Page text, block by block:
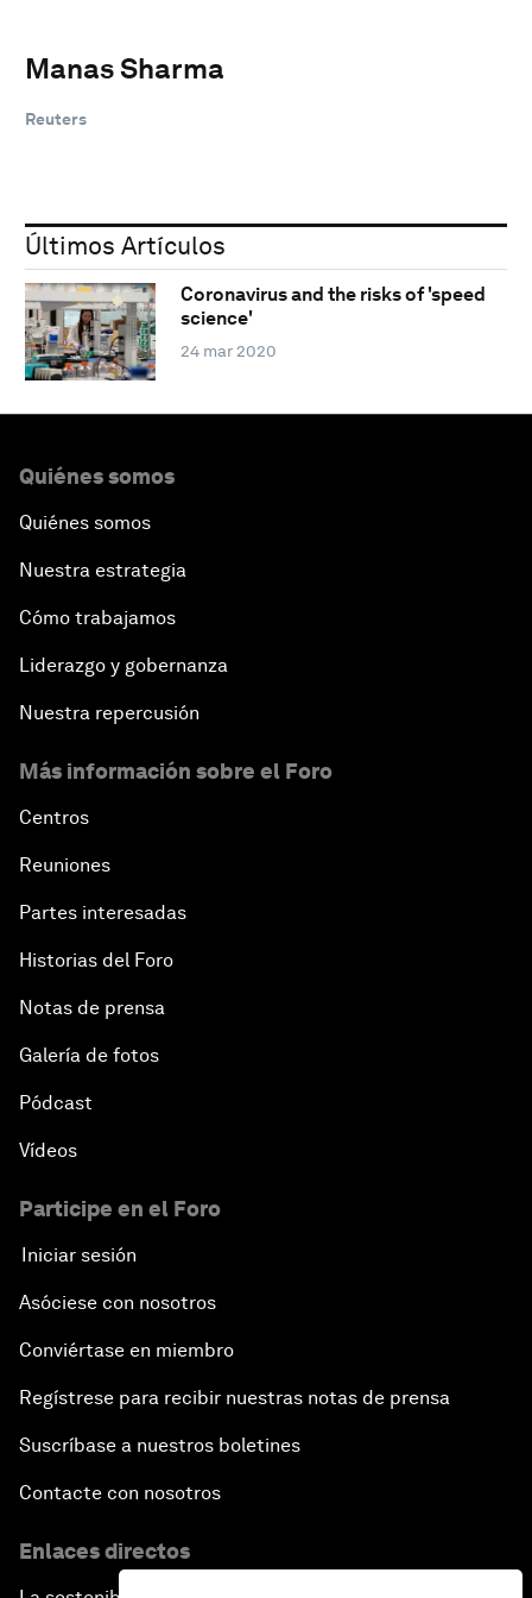
Manas Sharma
Reuters
Últimos Artículos
Coronavirus and the risks of 'speed
science'
24 mar 2020
Quiénes somos
Quiénes somos
Nuestra estrategia
Cómo trabajamos
Liderazgo y gobernanza
Nuestra repercusión
Más información sobre el Foro
Centros
Reuniones
Partes interesadas
Historias del Foro
Notas de prensa
Galería de fotos
Pódcast
Vídeos
Participe en el Foro
Iniciar sesión
Asóciese con nosotros
Conviértase en miembro
Regístrese para recibir nuestras notas de prensa
Suscríbase a nuestros boletines
Contacte con nosotros
Enlaces directos